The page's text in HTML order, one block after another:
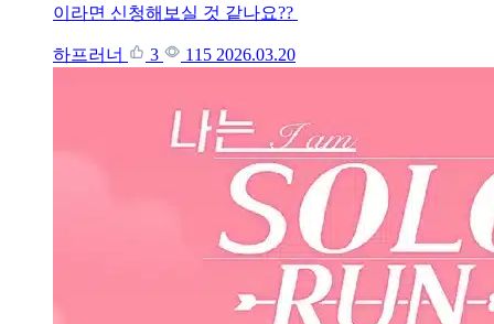
이라면 신청해보실 것 같나요??
하프러너 3 115 2026.03.20